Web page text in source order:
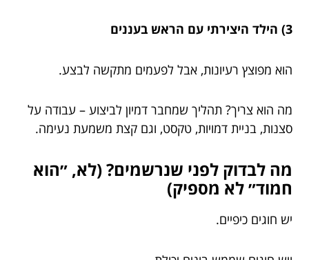
3) הילד היצירתי עם הראש בעננים
הוא מפוצץ רעיונות, אבל לפעמים מתקשה לבצע.
מה הוא צריך? תהליך שמחבר דמיון לביצוע – עבודה על
סצנות, בניית דמויות, טקסט, וגם קצת משמעת נעימה.
מה לבדוק לפני שנרשמים? (לא, ״הוא
חמוד״ לא מספיק)
יש חוגים כיפיים.